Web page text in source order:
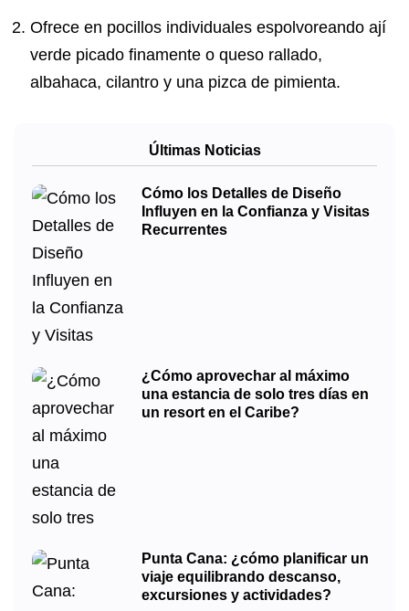
Ofrece en pocillos individuales espolvoreando ají
verde picado finamente o queso rallado,
albahaca, cilantro y una pizca de pimienta.
Últimas Noticias
Cómo los Detalles de Diseño
Influyen en la Confianza y Visitas
Recurrentes
¿Cómo aprovechar al máximo
una estancia de solo tres días en
un resort en el Caribe?
Punta Cana: ¿cómo planificar un
viaje equilibrando descanso,
excursiones y actividades?